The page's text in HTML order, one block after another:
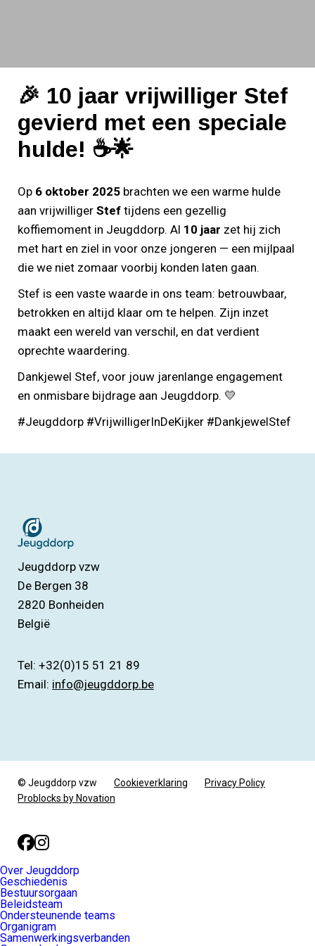
🎉 10 jaar vrijwilliger Stef gevierd met een speciale hulde! ☕🌟
🎉 10 jaar vrijwilliger Stef
gevierd met een speciale
hulde! ☕🌟
Op 6 oktober 2025 brachten we een warme hulde
aan vrijwilliger Stef tijdens een gezellig
koffiemoment in Jeugddorp. Al 10 jaar zet hij zich
met hart en ziel in voor onze jongeren — een mijlpaal
die we niet zomaar voorbij konden laten gaan.
Stef is een vaste waarde in ons team: betrouwbaar,
betrokken en altijd klaar om te helpen. Zijn inzet
maakt een wereld van verschil, en dat verdient
oprechte waardering.
Dankjewel Stef, voor jouw jarenlange engagement
en onmisbare bijdrage aan Jeugddorp. 💛
#Jeugddorp #VrijwilligerInDeKijker #DankjewelStef
Jeugddorp vzw
De Bergen 38
2820 Bonheiden
België
Tel: +32(0)15 51 21 89
Email: info@jeugddorp.be
© Jeugddorp vzw Cookieverklaring
Privacy Policy
Problocks by Novation
Facebook
Instagram
Over Jeugddorp
Geschiedenis
Bestuursorgaan
Beleidsteam
Ondersteunende teams
Organigram
Samenwerkingsverbanden